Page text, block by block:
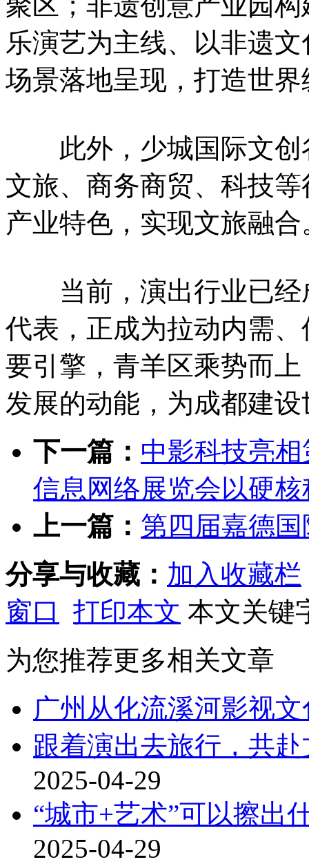
乐演艺为主线、以非遗
场景落地呈现，打造世
此外，少城国际文创
文旅、商务商贸、科技
产业特色，实现文旅融合
当前，演出行业已经
代表，正成为拉动内需
要引擎，青羊区乘势而
发展的动能，为成都建
下一篇： 中影科技亮
信息网络展览会以硬
上一篇： 第四届嘉德
分享与收藏： 加入收藏栏
窗口
打印本文 本文关键
为您推荐更多相关文章
广州从化流溪河影视
跟着演出去旅行，共
2025-04-29
“城市+艺术”可以擦出
2025-04-29